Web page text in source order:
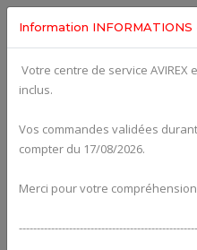
Information INFORMATIONS
Votre centre de service AVIREX
inclus.
Vos commandes validées
compter du 17/08/2026.
Merci pour votre compréhension